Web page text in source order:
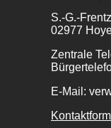
S.-G.-
02977
Zentrale
E-Mail: